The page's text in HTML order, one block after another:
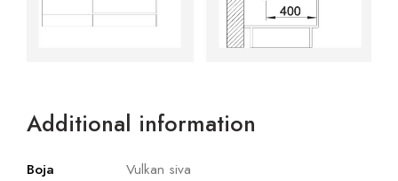
Additional information
Boja
Vulkan siva